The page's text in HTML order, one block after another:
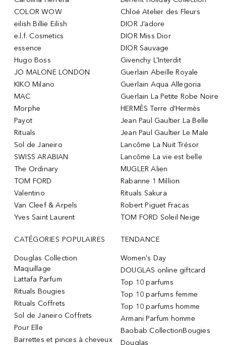
COLOR WOW
eilish Billie Eilish
e.l.f. Cosmetics
essence
Hugo Boss
JO MALONE LONDON
KIKO Milano
MAC
Morphe
Payot
Rituals
Sol de Janeiro
SWISS ARABIAN
The Ordinary
TOM FORD
Valentino
Van Cleef & Arpels
Yves Saint Laurent
Chloé Atelier des Fleurs
DIOR J’adore
DIOR Miss Dior
DIOR Sauvage
Givenchy L’Interdit
Guerlain Abeille Royale
Guerlain Aqua Allegoria
Guerlain La Petite Robe Noire
HERMÈS Terre d’Hermès
Jean Paul Gaultier La Belle
Jean Paul Gaultier Le Male
Lancôme La Nuit Trésor
Lancôme La vie est belle
MUGLER Alien
Rabanne 1 Million
Rituals Sakura
Robert Piguet Fracas
TOM FORD Soleil Neige
CATÉGORIES POPULAIRES
Douglas Collection
Maquillage
Lattafa Parfum
Rituals Bougies
Rituals Coffrets
Sol de Janeiro Coffrets
Pour Elle
Barrettes et pinces à cheveux
TENDANCE
Women's Day
DOUGLAS online giftcard
Top 10 parfums
Top 10 parfums femme
Top 10 parfums homme
Armani Parfum homme
Baobab CollectionBougies
Douglas